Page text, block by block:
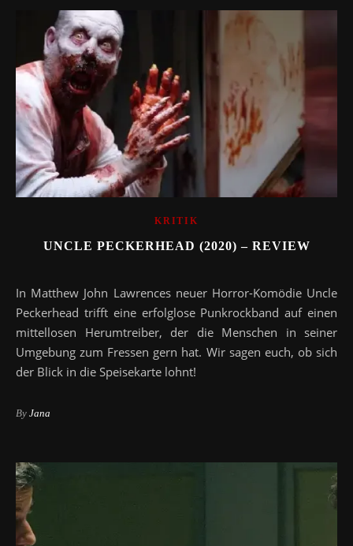
KRITIK
UNCLE PECKERHEAD (2020) – REVIEW
In Matthew John Lawrences neuer Horror-Komödie Uncle
Peckerhead trifft eine erfolglose Punkrockband auf einen
mittellosen Herumtreiber, der die Menschen in seiner
Umgebung zum Fressen gern hat. Wir sagen euch, ob sich
der Blick in die Speisekarte lohnt!
By Jana